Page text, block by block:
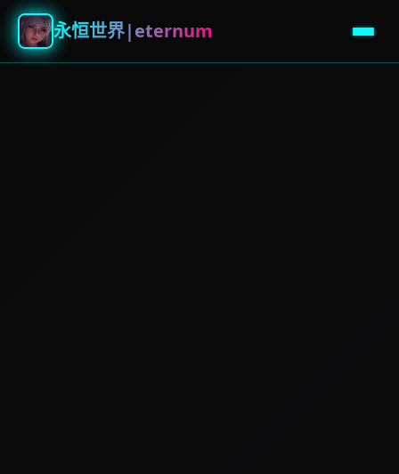
永恒世界|eternum